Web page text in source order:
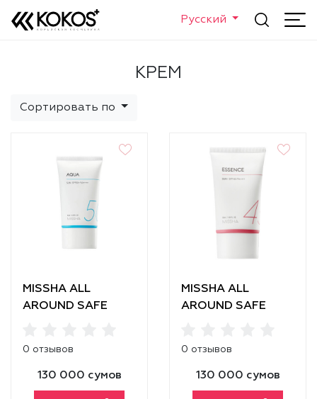
Русский
КРЕМ
Сортировать по
MISSHA ALL
AROUND SAFE
0 отзывов
130 000 сумов
MISSHA ALL
AROUND SAFE
0 отзывов
130 000 сумов